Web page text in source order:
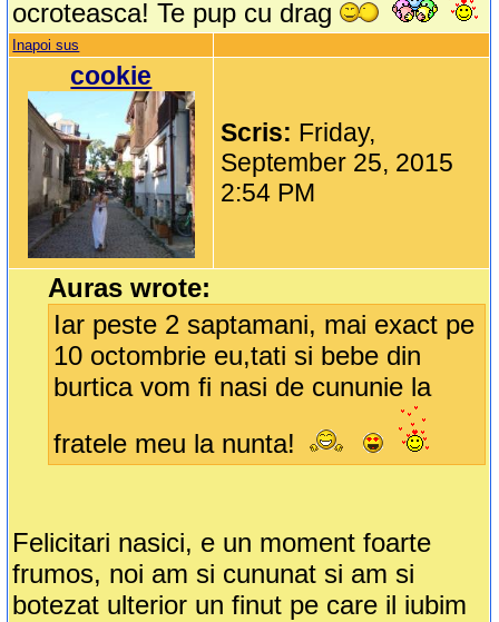
ocroteasca! Te pup cu drag
Inapoi sus
cookie
Scris: Friday,
September 25, 2015
2:54 PM
Auras wrote:
Iar peste 2 saptamani, mai exact pe
10 octombrie eu,tati si bebe din
burtica vom fi nasi de cununie la
fratele meu la nunta!
Felicitari nasici, e un moment foarte
frumos, noi am si cununat si am si
botezat ulterior un finut pe care il iubim